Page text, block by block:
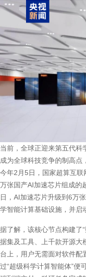
当前，全球正迎来第五代科
成为全球科技竞争的制高点
今年2月5日，国家超算互
万张国产AI加速芯片组成的
日，AI加速芯片升级到6万
学智能计算基础设施，并启
据了解，该核心节点构建了
据集及工具、上千款开源大
台上，用户无需面对软件配
过“超级科学计算智能体”便